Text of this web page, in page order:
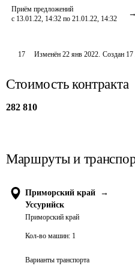
Приём предложений
с 13.01.22, 14:32 по 21.01.22, 14:32
17 Изменён22 янв 2022. Создан 17
Стоимость контракта
282 810
Маршруты и
Приморский край
→
Уссурийск
Приморский край
Кол-во машин: 1
Варианты транспорта